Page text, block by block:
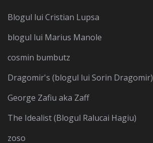
Blogul lui Cristian Lupsa
blogul lui Marius Manole
cosmin bumbutz
Dragomir's (blogul lui Sorin Dragomir)
George Zafiu aka Zaff
The Idealist (Blogul Ralucai Hagiu)
zoso